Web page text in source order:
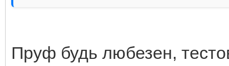
Пруф будь любезен,